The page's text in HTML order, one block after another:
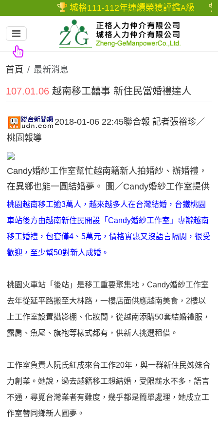
城格111-112年連續榮獲評鑑A級
首頁 最新消息
107.01.06 越南移工囍事 新住民當婚禮達人
2018-01-06 22:45聯合報 記者張裕珍／
桃園報導
Candy婚紗工作室幫忙越南籍新人拍婚紗、辦婚禮，
在異鄉也能一圓結婚夢。 圖／Candy婚紗工作室提供
桃園越南移工逾3萬人，越來越多人在台灣結婚，台鐵桃園
車站後方由越南新住民開設「Candy婚紗工作室」專辦越南
移工婚禮，包套僅4、5萬元，價格實惠又沒語言隔閡，很受
歡迎，至少幫50對新人成婚。
桃園火車站「後站」是移工重要聚集地，Candy婚紗工作室
去年從延平路搬至大林路，一樓店面供應越南美食，2樓以
上工作室設置攝影棚、化妝間，從越南添購50套結婚禮服，
露肩、魚尾、旗袍等樣式都有，供新人挑選租借。
工作室負責人阮氏紅成來台工作20年，與一群新住民姊妹合
力創業。她說，過去越籍移工想結婚，受限薪水不多，語言
不通，尋覓台灣業者有難度，幾乎都是簡單處理，她成立工
作室替同鄉新人圓夢。